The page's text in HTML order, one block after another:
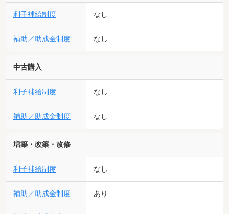
利子補給制度 なし
補助／助成金制度 なし
中古購入
利子補給制度 なし
補助／助成金制度 なし
増築・改築・改修
利子補給制度 なし
補助／助成金制度 あり